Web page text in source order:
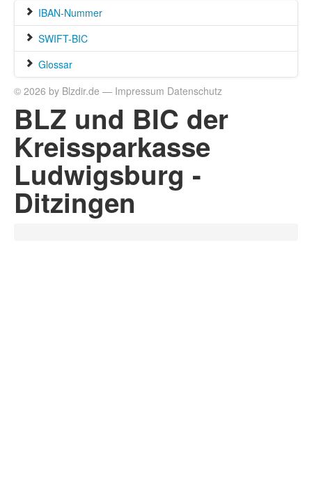
IBAN-Nummer
SWIFT-BIC
Glossar
© 2026 by Blzdir.de — Impressum Datenschutz
BLZ und BIC der
Kreissparkasse
Ludwigsburg -
Ditzingen